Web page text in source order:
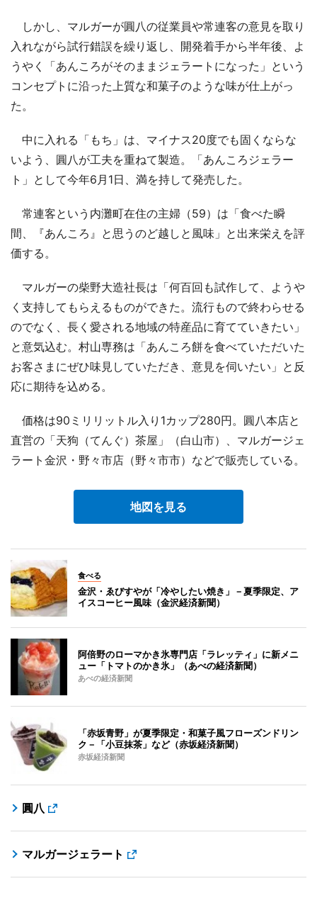
しかし、マルガーが圓八の従業員や常連客の意見を取り
入れながら試行錯誤を繰り返し、開発着手から半年後、よ
うやく「あんころがそのままジェラートになった」という
コンセプトに沿った上質な和菓子のような味が仕上がっ
た。
中に入れる「もち」は、マイナス20度でも固くならな
いよう、圓八が工夫を重ねて製造。「あんころジェラー
ト」として今年6月1日、満を持して発売した。
常連客という内灘町在住の主婦（59）は「食べた瞬
間、『あんころ』と思うのど越しと風味」と出来栄えを評
価する。
マルガーの柴野大造社長は「何百回も試作して、ようや
く支持してもらえるものができた。流行もので終わらせる
のでなく、長く愛される地域の特産品に育てていきたい」
と意気込む。村山専務は「あんころ餅を食べていただいた
お客さまにぜひ味見していただき、意見を伺いたい」と反
応に期待を込める。
価格は90ミリリットル入り1カップ280円。圓八本店と
直営の「天狗（てんぐ）茶屋」（白山市）、マルガージェ
ラート金沢・野々市店（野々市市）などで販売している。
地図を見る
食べる
金沢・ゑびすやが「冷やしたい焼き」－夏季限定、ア
イスコーヒー風味（金沢経済新聞）
阿倍野のローマかき氷専門店「ラレッティ」に新メニ
ュー「トマトのかき氷」（あべの経済新聞）
あべの経済新聞
「赤坂青野」が夏季限定・和菓子風フローズンドリン
ク－「小豆抹茶」など（赤坂経済新聞）
赤坂経済新聞
圓八
マルガージェラート